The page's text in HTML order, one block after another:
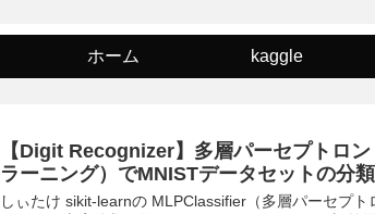
ホーム kaggle
【Digit Recognizer】多層パーセプトロ
ラーニング）でMNISTデータセットの分
しぃたけ sikit-learnの MLPClassifier（多層パーセプト